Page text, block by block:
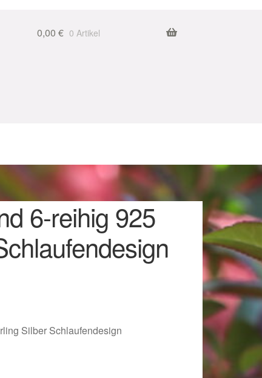
0,00 € 0 Artikel
6-reihig 925
Silber Schlaufendesign